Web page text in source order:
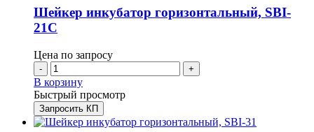
Шейкер инкубатор горизонтальный, SBI-
21C
Цена по запросу
- +
В корзину
Быстрый просмотр
Запросить КП